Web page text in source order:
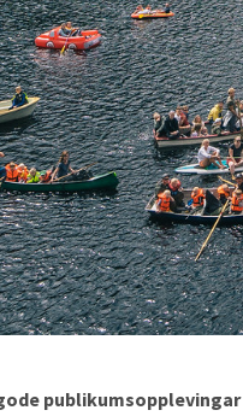
publikumsopplevingar